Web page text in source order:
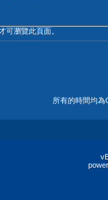
可瀏覽此頁面。
所有的時間均為